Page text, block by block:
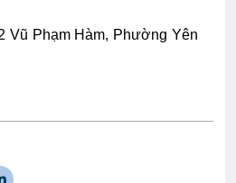
Vũ Phạm Hàm, Phường Yên